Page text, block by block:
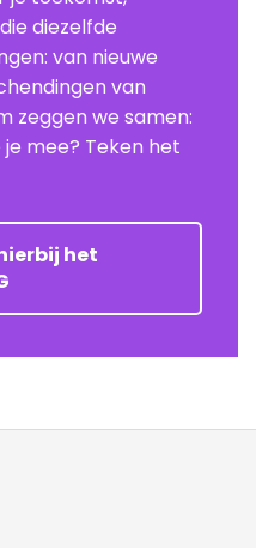
diezelfde
van nieuwe
van
zeggen we samen:
je mee? Teken het
het